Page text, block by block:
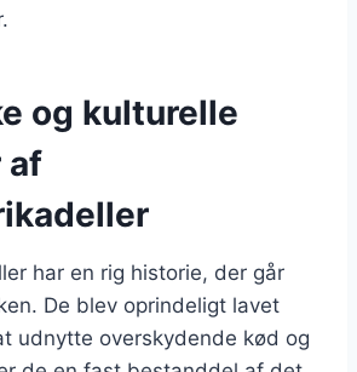
og kulturelle
af
har en rig historie, der går
De blev oprindeligt lavet
udnytte overskydende kød og